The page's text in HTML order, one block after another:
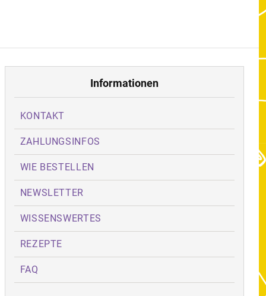
Informationen
KONTAKT
ZAHLUNGSINFOS
WIE BESTELLEN
NEWSLETTER
WISSENSWERTES
REZEPTE
FAQ